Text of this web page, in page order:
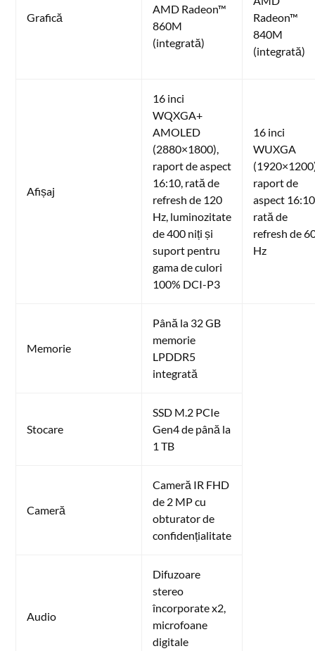
Grafică
AMD Radeon™
860M
(integrată)
Radeon™
840M
(integrată)
Afișaj
16 inci
WQXGA+
AMOLED
(2880×1800),
raport de aspect
16:10, rată de
refresh de 120
Hz, luminozitate
de 400 niți și
suport pentru
gama de culori
100% DCI-P3
16 inci
WUXGA
raport de
aspect
rată de
refresh de
Hz
Memorie
Până la 32 GB
memorie
LPDDR5
integrată
Stocare
SSD M.2 PCIe
Gen4 de până la
1 TB
Cameră
Cameră IR FHD
de 2 MP cu
obturator de
confidențialitate
Audio
Difuzoare
stereo
încorporate x2,
microfoane
digitale